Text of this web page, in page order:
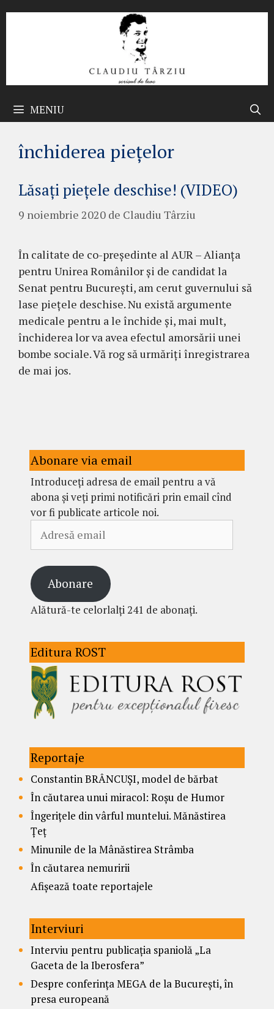
MENIU
închiderea piețelor
Lăsați piețele deschise! (VIDEO)
9 noiembrie 2020 de Claudiu Târziu
În calitate de co-președinte al AUR – Alianța
pentru Unirea Românilor și de candidat la
Senat pentru București, am cerut guvernului să
lase piețele deschise. Nu există argumente
medicale pentru a le închide și, mai mult,
închiderea lor va avea efectul amorsării unei
bombe sociale. Vă rog să urmăriți înregistrarea
de mai jos.
Abonare via email
Introduceți adresa de email pentru a vă
abona și veți primi notificări prin email cînd
vor fi publicate articole noi.
email
Abonare
Alătură-te celorlalți 241 de abonați.
Editura ROST
Reportaje
Constantin BRÂNCUȘI, model de bărbat
În căutarea unui miracol: Roșu de Humor
Îngerițele din vârful muntelui. Mănăstirea
Țeț
Minunile de la Mânăstirea Strâmba
În căutarea nemuririi
Afișează toate reportajele
Interviuri
Interviu pentru publicația spaniolă „La
Gaceta de la Iberosfera”
Despre conferința MEGA de la București, în
presa europeană